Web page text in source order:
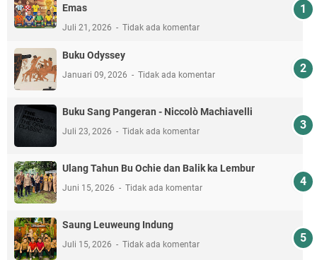
Emas
Juli 21, 2026 Tidak ada komentar
Buku Odyssey
Januari 09, 2026 Tidak ada komentar
Buku Sang Pangeran - Niccolò Machiavelli
Juli 23, 2026 Tidak ada komentar
Ulang Tahun Bu Ochie dan Balik ka Lembur
Juni 15, 2026 Tidak ada komentar
Saung Leuweung Indung
Juli 15, 2026 Tidak ada komentar